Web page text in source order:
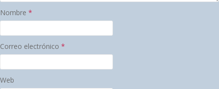
Nombre *
Correo electrónico *
Web